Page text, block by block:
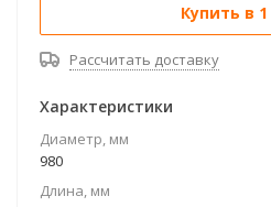
Купить в
Рассчитать доставку
Характеристики
Диаметр, мм
980
Длина, мм